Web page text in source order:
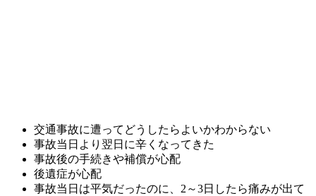
交通事故に遭ってどうしたらよいかわからない
事故当日より翌日に辛くなってきた
事故後の手続きや補償が心配
後遺症が心配
事故当日は平気だったのに、2～3日したら痛みが出て